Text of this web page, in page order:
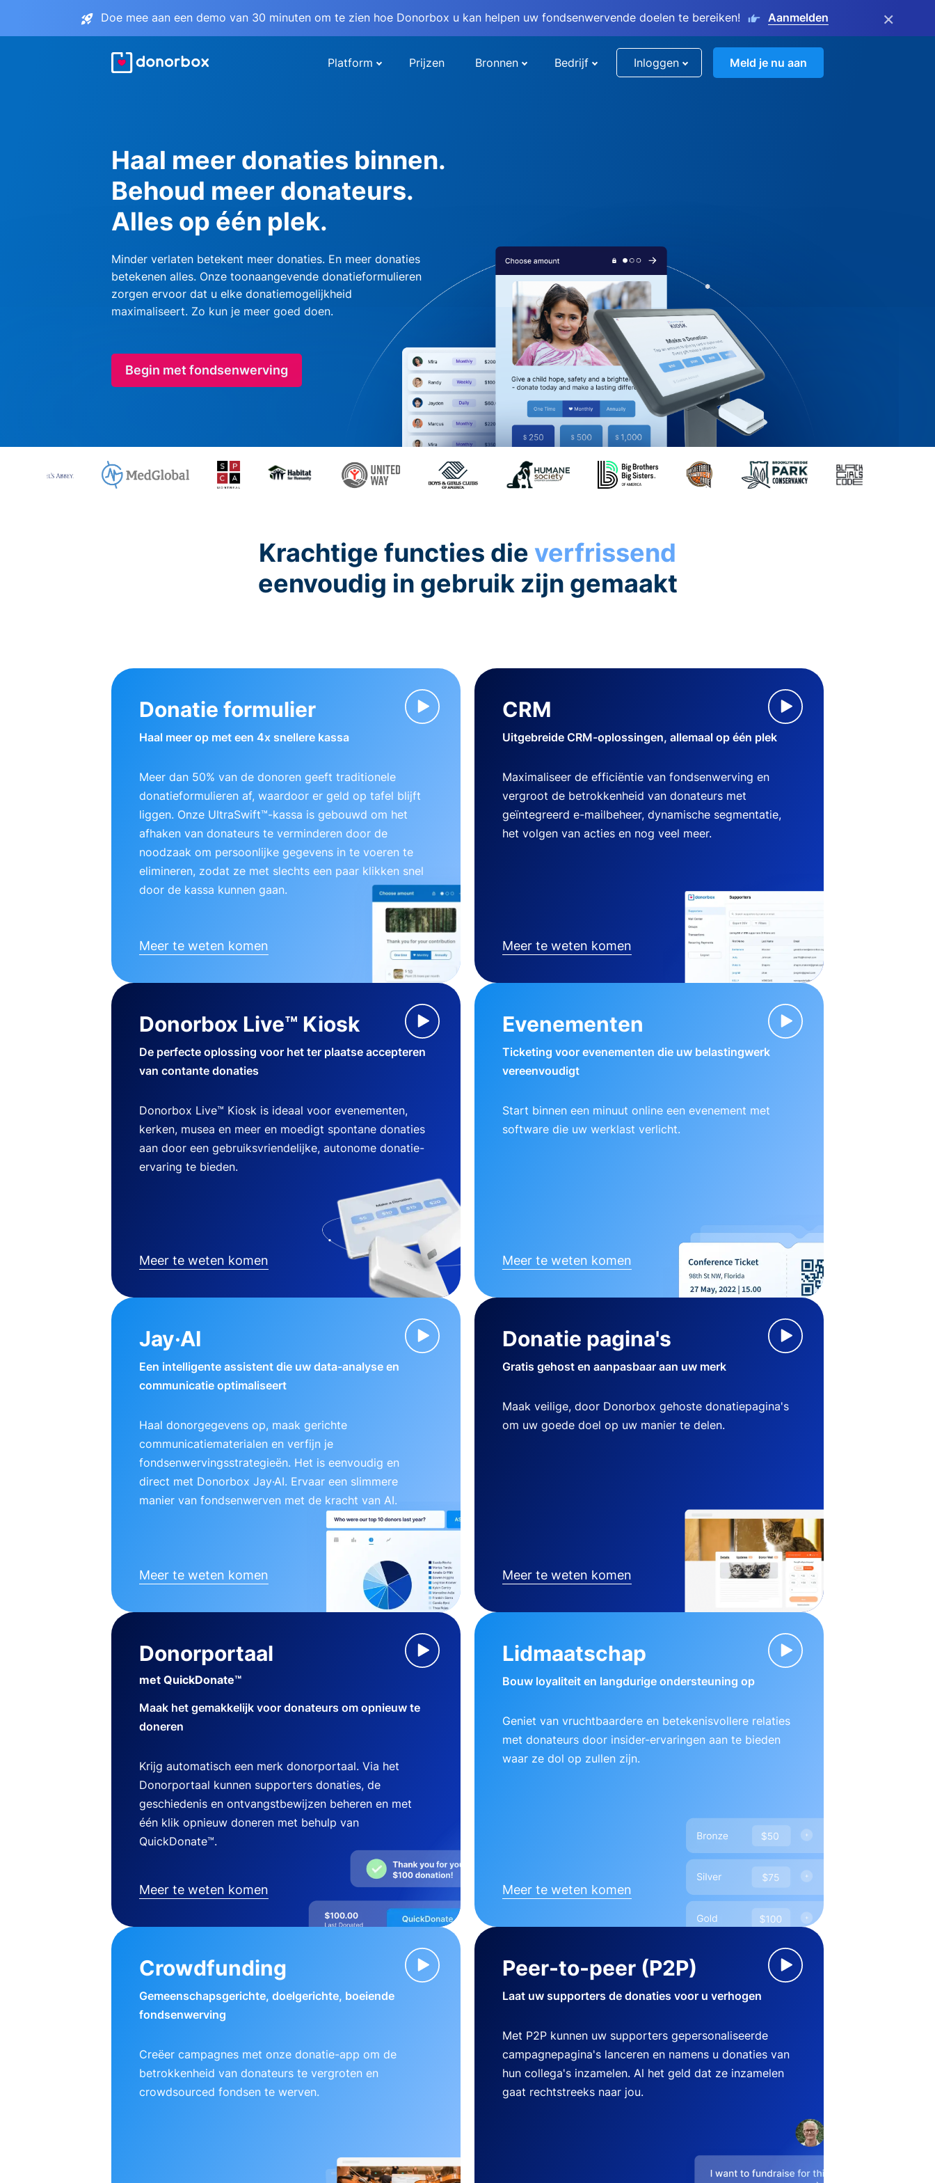
Doe mee aan een demo van 30 minuten om te zien hoe Donorbox u kan helpen uw fondsenwervende doelen te bereiken! Aanmelden ×
Platform Prijzen Bronnen Bedrijf Inloggen Meld je nu aan
Haal meer donaties binnen.
Behoud meer donateurs.
Alles op één plek.
Minder verlaten betekent meer donaties. En meer donaties
betekenen alles. Onze toonaangevende donatieformulieren
zorgen ervoor dat u elke donatiemogelijkheid
maximaliseert. Zo kun je meer goed doen.
Begin met fondsenwerving
Krachtige functies die verfrissend
eenvoudig in gebruik zijn gemaakt
Donatie formulier
Haal meer op met een 4x snellere kassa
Meer dan 50% van de donoren geeft traditionele
donatieformulieren af, waardoor er geld op tafel blijft
liggen. Onze UltraSwift™-kassa is gebouwd om het
afhaken van donateurs te verminderen door de
noodzaak om persoonlijke gegevens in te voeren te
elimineren, zodat ze met slechts een paar klikken snel
door de kassa kunnen gaan.
Meer te weten komen
CRM
Uitgebreide CRM-oplossingen, allemaal op één plek
Maximaliseer de efficiëntie van fondsenwerving en
vergroot de betrokkenheid van donateurs met
geïntegreerd e-mailbeheer, dynamische segmentatie,
het volgen van acties en nog veel meer.
Meer te weten komen
Donorbox Live™ Kiosk
De perfecte oplossing voor het ter plaatse accepteren
van contante donaties
Donorbox Live™ Kiosk is ideaal voor evenementen,
kerken, musea en meer en moedigt spontane donaties
aan door een gebruiksvriendelijke, autonome donatie-
ervaring te bieden.
Meer te weten komen
Evenementen
Ticketing voor evenementen die uw belastingwerk
vereenvoudigt
Start binnen een minuut online een evenement met
software die uw werklast verlicht.
Meer te weten komen
Jay·AI
Een intelligente assistent die uw data-analyse en
communicatie optimaliseert
Haal donorgegevens op, maak gerichte
communicatiematerialen en verfijn je
fondsenwervingsstrategieën. Het is eenvoudig en
direct met Donorbox Jay·AI. Ervaar een slimmere
manier van fondsenwerven met de kracht van AI.
Meer te weten komen
Donatie pagina's
Gratis gehost en aanpasbaar aan uw merk
Maak veilige, door Donorbox gehoste donatiepagina's
om uw goede doel op uw manier te delen.
Meer te weten komen
Donorportaal
met QuickDonate™
Maak het gemakkelijk voor donateurs om opnieuw te
doneren
Krijg automatisch een merk donorportaal. Via het
Donorportaal kunnen supporters donaties, de
geschiedenis en ontvangstbewijzen beheren en met
één klik opnieuw doneren met behulp van
QuickDonate™.
Meer te weten komen
Lidmaatschap
Bouw loyaliteit en langdurige ondersteuning op
Geniet van vruchtbaardere en betekenisvollere relaties
met donateurs door insider-ervaringen aan te bieden
waar ze dol op zullen zijn.
Meer te weten komen
Crowdfunding
Gemeenschapsgerichte, doelgerichte, boeiende
fondsenwerving
Creëer campagnes met onze donatie-app om de
betrokkenheid van donateurs te vergroten en
crowdsourced fondsen te werven.
Peer-to-peer (P2P)
Laat uw supporters de donaties voor u verhogen
Met P2P kunnen uw supporters gepersonaliseerde
campagnepagina's lanceren en namens u donaties van
hun collega's inzamelen. Al het geld dat ze inzamelen
gaat rechtstreeks naar jou.